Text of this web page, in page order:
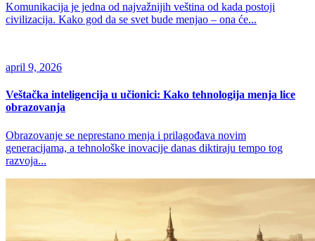
Komunikacija je jedna od najvažnijih veština od kada postoji
civilizacija. Kako god da se svet bude menjao – ona će...
april 9, 2026
Veštačka inteligencija u učionici: Kako tehnologija menja lice
obrazovanja
Obrazovanje se neprestano menja i prilagođava novim
generacijama, a tehnološke inovacije danas diktiraju tempo tog
razvoja...